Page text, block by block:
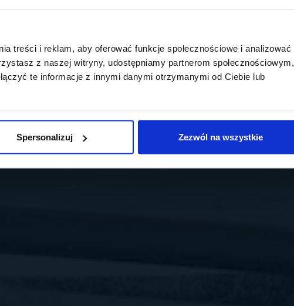
treści i reklam, aby oferować funkcje społecznościowe i analizować
z naszej witryny, udostępniamy partnerom społecznościowym,
te informacje z innymi danymi otrzymanymi od Ciebie lub
Spersonalizuj Zezwól na wszystkie